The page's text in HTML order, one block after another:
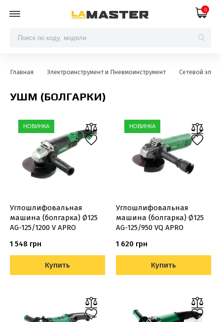
0
Главная Электроинструмент и Пневмоинструмент Сетевой
УШМ (БОЛГАРКИ)
НОВИНКА
Углошлифовальная
машина (болгарка) Ø125
AG-125/1200 V APRO
1 548 грн
Купить
НОВИНКА
Углошлифовальная
машина (болгарка) Ø125
AG-125/950 VQ APRO
1 620 грн
Купить